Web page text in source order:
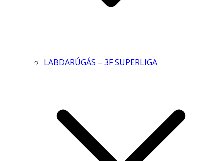
LABDARÚGÁS – 3F SUPERLIGA